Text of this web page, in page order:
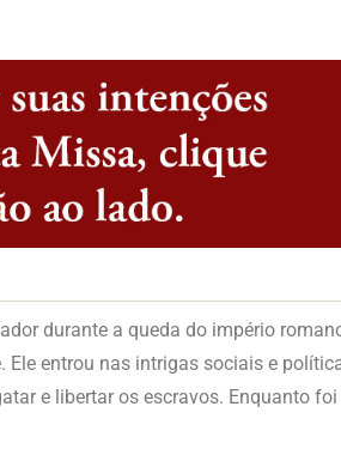
durante a queda do império
entrou nas intrigas sociais e
e libertar os escravos. Enquanto